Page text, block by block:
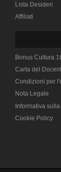
Lista Desideri
Affiliati
Bonus Cultura
Carta del
Condizioni per
Nota Legale
Informativa
Cookie Policy